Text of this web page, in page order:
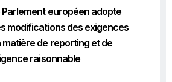
Parlement européen adopte
modifications des exigences
matière de reporting et de
raisonnable